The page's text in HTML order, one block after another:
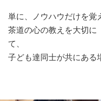
単に、ノウハウだけを覚
茶道の心の教えを大切に
て、
子ども達同士が共にある